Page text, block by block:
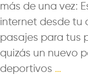
más de una vez:
internet desde tu
pasajes para tus
quizás un nuevo
deportivos …